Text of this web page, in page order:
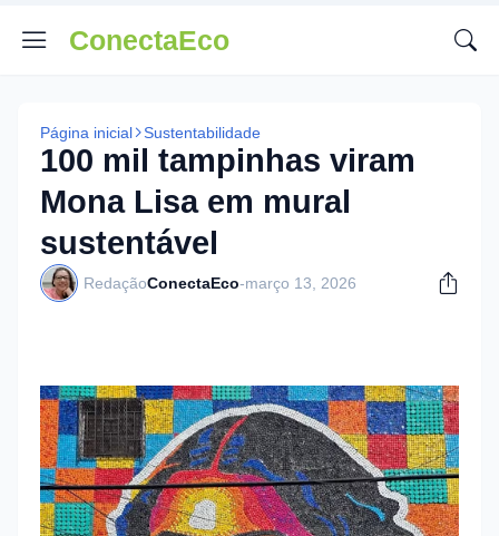
ConectaEco
Página inicial Sustentabilidade
100 mil tampinhas viram
Mona Lisa em mural
sustentável
RedaçãoConectaEco-março 13, 2026